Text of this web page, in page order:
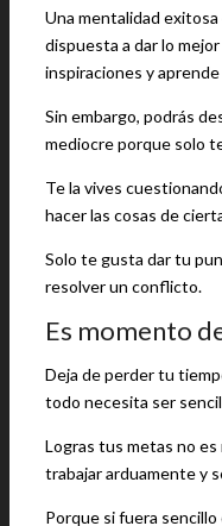
Una mentalidad
dispuesta a dar lo
inspiraciones y
Sin embargo, podrás
mediocre porque solo
Te la vives
hacer las cosas de
Solo te gusta dar tu
resolver un conflicto.
Es momento
Deja de perder tu
todo necesita ser
Logras tus metas no
trabajar arduamente y
Porque si fuera sencillo